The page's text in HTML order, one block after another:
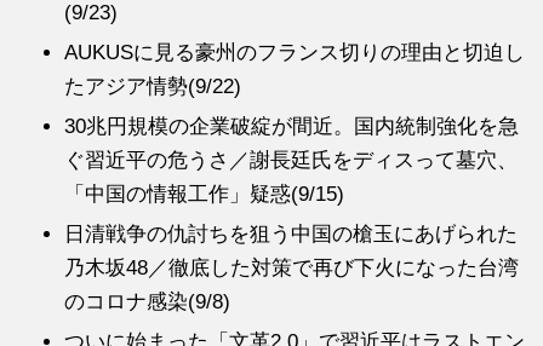
(9/23)
AUKUSに見る豪州のフランス切りの理由と切迫し
たアジア情勢(9/22)
30兆円規模の企業破綻が間近。国内統制強化を急
ぐ習近平の危うさ／謝長廷氏をディスって墓穴、
「中国の情報工作」疑惑(9/15)
日清戦争の仇討ちを狙う中国の槍玉にあげられた
乃木坂48／徹底した対策で再び下火になった台湾
のコロナ感染(9/8)